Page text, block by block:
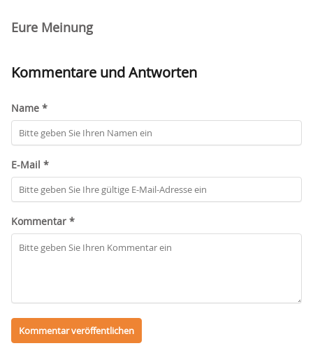
Eure Meinung
Kommentare und Antworten
Name *
E-Mail *
Kommentar *